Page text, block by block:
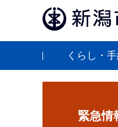
ペ
くらし・
緊急情